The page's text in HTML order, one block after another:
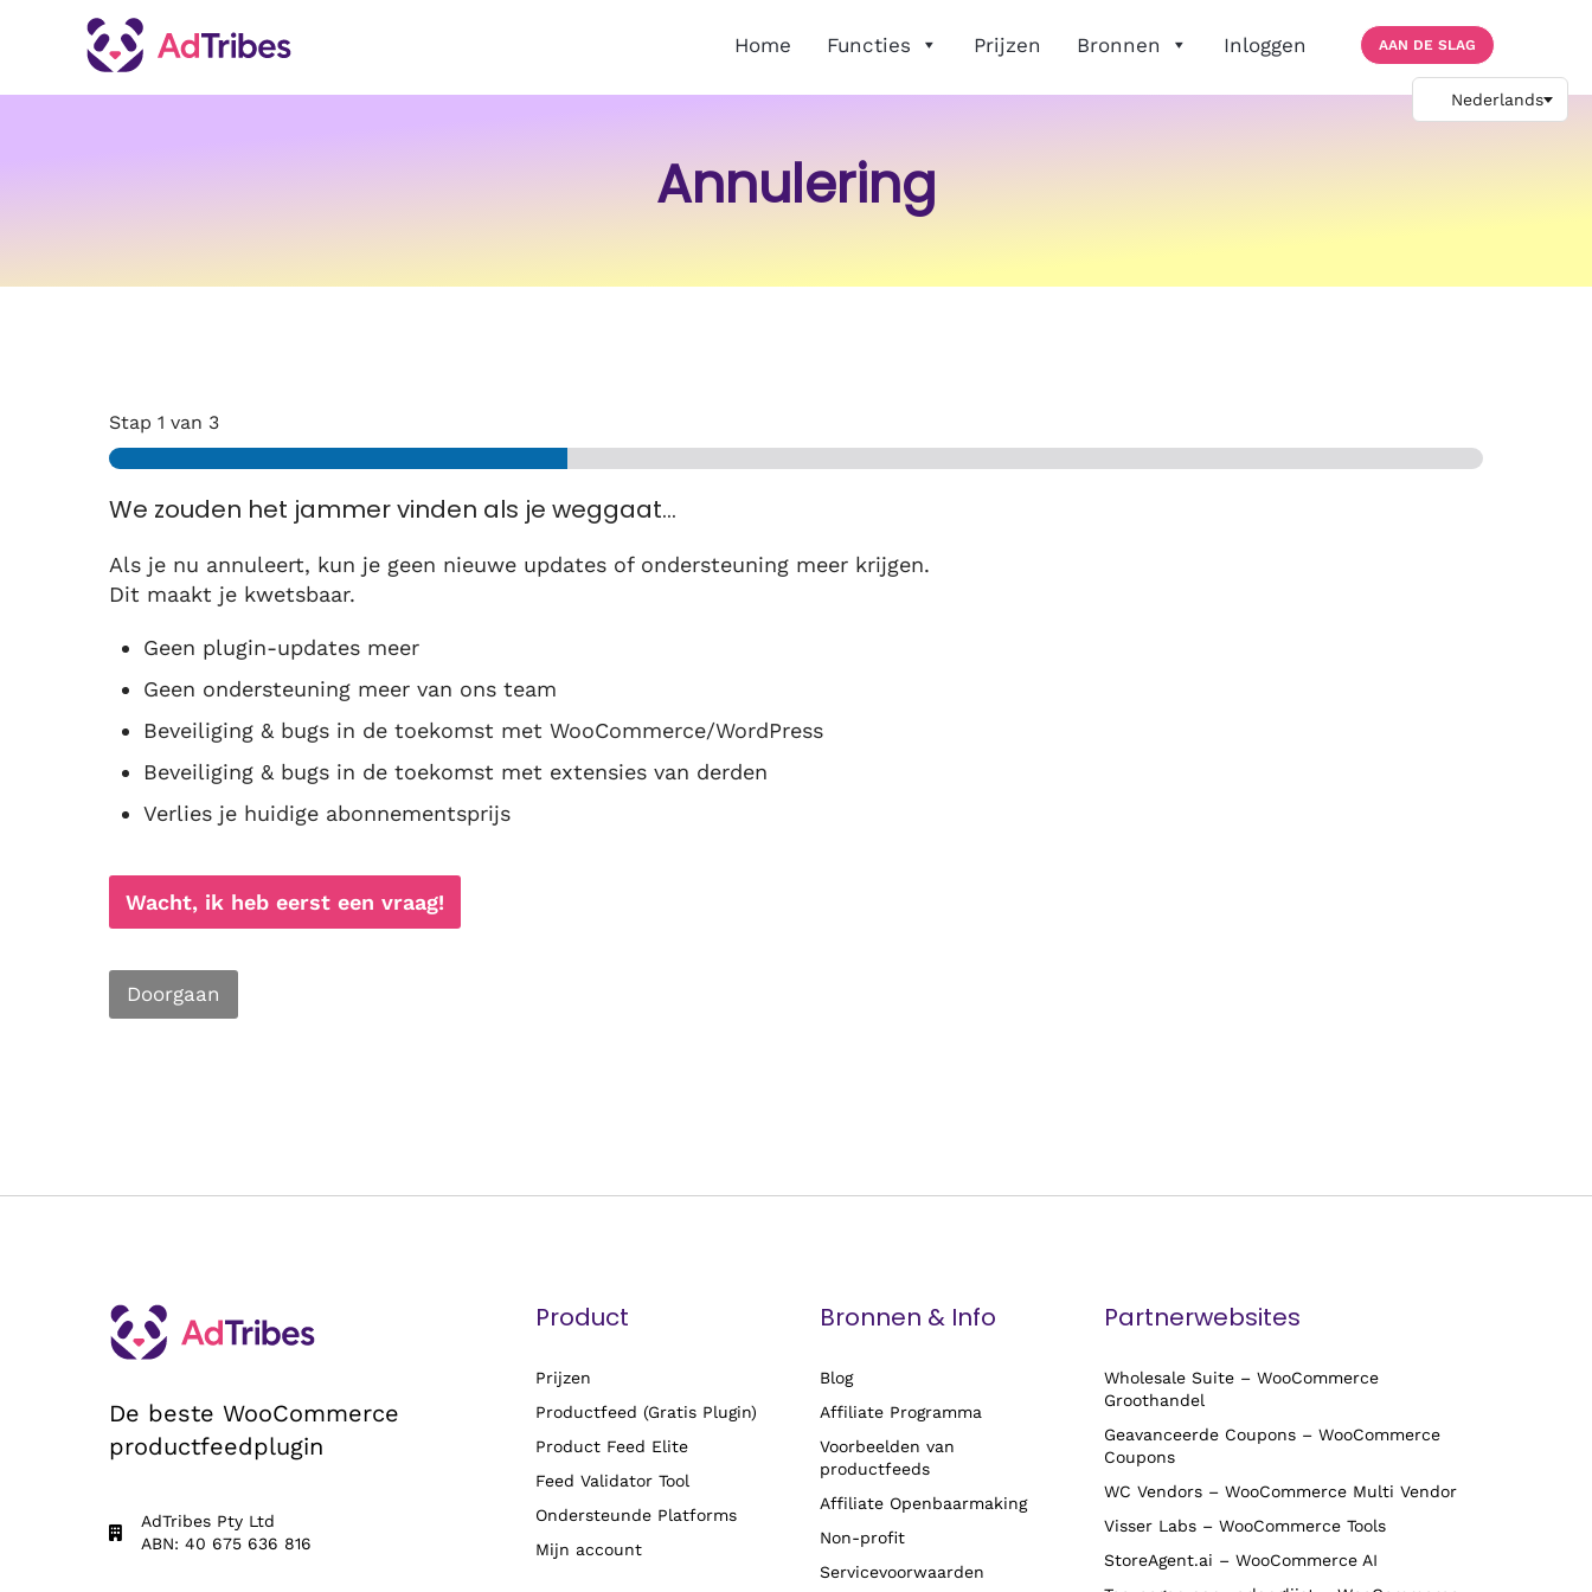
Home Functies Prijzen Bronnen Inloggen AAN DE SLAG
Annulering
Stap 1 van 3
We zouden het jammer vinden als je weggaat...
Als je nu annuleert, kun je geen nieuwe updates of ondersteuning meer krijgen.
Dit maakt je kwetsbaar.
Geen plugin-updates meer
Geen ondersteuning meer van ons team
Beveiliging & bugs in de toekomst met WooCommerce/WordPress
Beveiliging & bugs in de toekomst met extensies van derden
Verlies je huidige abonnementsprijs
Wacht, ik heb eerst een vraag!
Doorgaan
De beste WooCommerce
productfeedplugin
AdTribes Pty Ltd
ABN: 40 675 636 816
Product
Prijzen
Productfeed (Gratis Plugin)
Product Feed Elite
Feed Validator Tool
Ondersteunde Platforms
Mijn account
Bronnen & Info
Blog
Affiliate Programma
Voorbeelden van
productfeeds
Affiliate Openbaarmaking
Non-profit
Servicevoorwaarden
Partnerwebsites
Wholesale Suite – WooCommerce
Groothandel
Geavanceerde Coupons – WooCommerce
Coupons
WC Vendors – WooCommerce Multi Vendor
Visser Labs – WooCommerce Tools
StoreAgent.ai – WooCommerce AI